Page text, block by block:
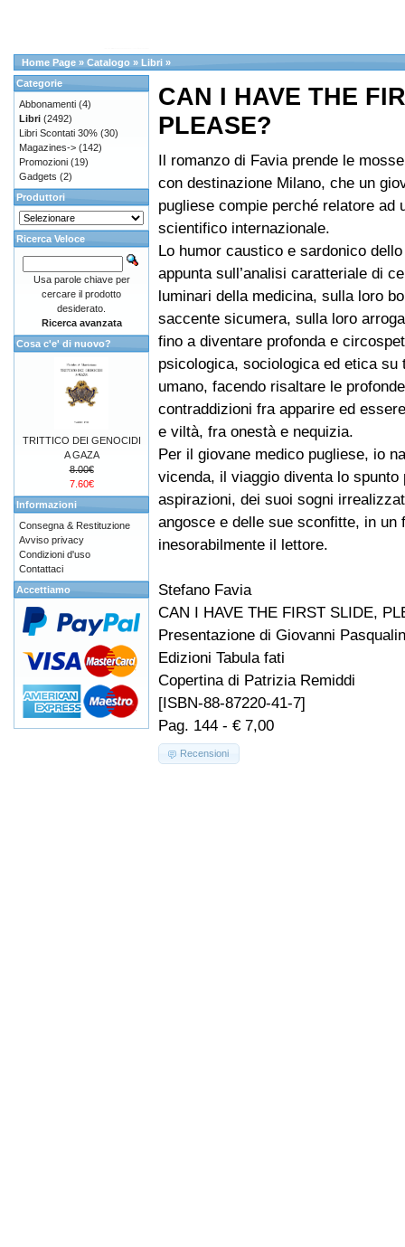
Home Page » Catalogo » Libri »
CAN I HAVE THE
PLEASE?
Il romanzo di Favia prende le
con destinazione Milano, che un
pugliese compie perché relatore ad
scientifico internazionale.
Lo humor caustico e sardonico
appunta sull’analisi caratteriale di
luminari della medicina, sulla loro
saccente sicumera, sulla loro
fino a diventare profonda e
psicologica, sociologica ed etica su
umano, facendo risaltare le profonde
contraddizioni fra apparire ed
e viltà, fra onestà e nequizia.
Per il giovane medico pugliese, io
vicenda, il viaggio diventa lo
aspirazioni, dei suoi sogni
angosce e delle sue sconfitte, in
inesorabilmente il lettore.
Stefano Favia
CAN I HAVE THE FIRST SLIDE,
Presentazione di Giovanni
Edizioni Tabula fati
Copertina di Patrizia Remiddi
[ISBN-88-87220-41-7]
Pag. 144 - € 7,00
Recensioni
Categorie
Abbonamenti (4)
Libri (2492)
Libri Scontati 30% (30)
Magazines-> (142)
Promozioni (19)
Gadgets (2)
Produttori
Ricerca Veloce
Usa parole chiave per
cercare il prodotto
desiderato.
Ricerca avanzata
Cosa c'e' di nuovo?
TRITTICO DEI GENOCIDI
A GAZA
8.00€
7.60€
Informazioni
Consegna & Restituzione
Avviso privacy
Condizioni d'uso
Contattaci
Accettiamo